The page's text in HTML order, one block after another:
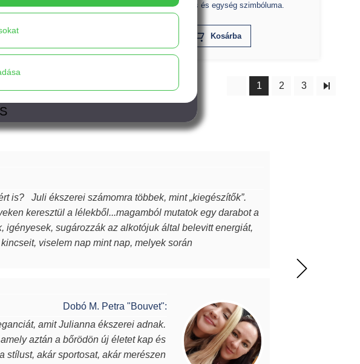
Az újrakezdés és egység szimbóluma.
Kosárba
X
1 2 3
is? Juli ékszerei számomra többek, mint „kiegészítők”.
keresztül a lélekből...magamból mutatok egy darabot a
sugározzák az alkotójuk által belevitt energiát,
viselem nap mint nap, melyek során
Dobó M. Petra "Bouvet":
amit Julianna ékszerei adnak.
aztán a bőrödön új életet kap és
stílust, akár sportosat, akár merészen